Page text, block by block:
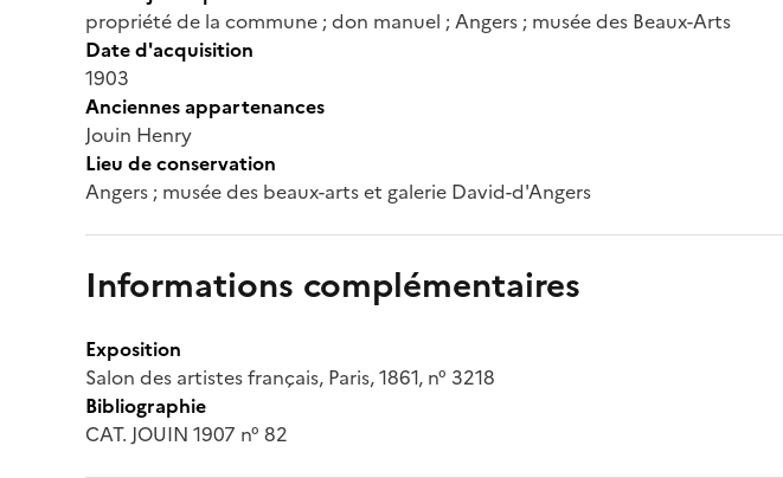
propriété de la commune ; don manuel ; Angers ; musée des Beaux-Arts
Date d'acquisition
1903
Anciennes appartenances
Jouin Henry
Lieu de conservation
Angers ; musée des beaux-arts et galerie David-d'Angers
Informations complémentaires
Exposition
Salon des artistes français, Paris, 1861, n° 3218
Bibliographie
CAT. JOUIN 1907 n° 82